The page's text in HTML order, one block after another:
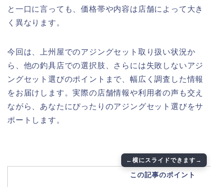
と一口に言っても、価格帯や内容は店舗によって大き
く異なります。
今回は、上州屋でのアジングセット取り扱い状況か
ら、他の釣具店での選択肢、さらには失敗しないアジ
ングセット選びのポイントまで、幅広く調査した情報
をお届けします。実際の店舗情報や利用者の声も交え
ながら、あなたにぴったりのアジングセット選びをサ
ポートします。
この記事のポイント